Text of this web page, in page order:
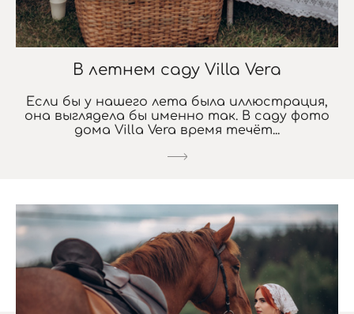
В летнем саду Villa Vera
Если бы у нашего лета была иллюстрация,
она выглядела бы именно так. В саду фото
дома Villa Vera время течёт...